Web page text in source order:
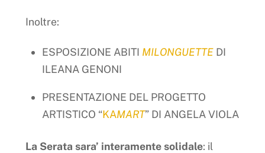
Inoltre:
ESPOSIZIONE ABITI MILONGUETTEDI
ILEANA GENONI
PRESENTAZIONE DEL PROGETTO
ARTISTICO “KAMART” DI ANGELA VIOLA
La Serata sara’ interamente solidale: il